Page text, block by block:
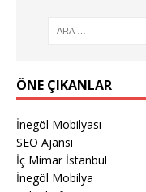
ÖNE ÇIKANLAR
İnegöl Mobilyası
SEO Ajansı
İç Mimar İstanbul
İnegöl Mobilya